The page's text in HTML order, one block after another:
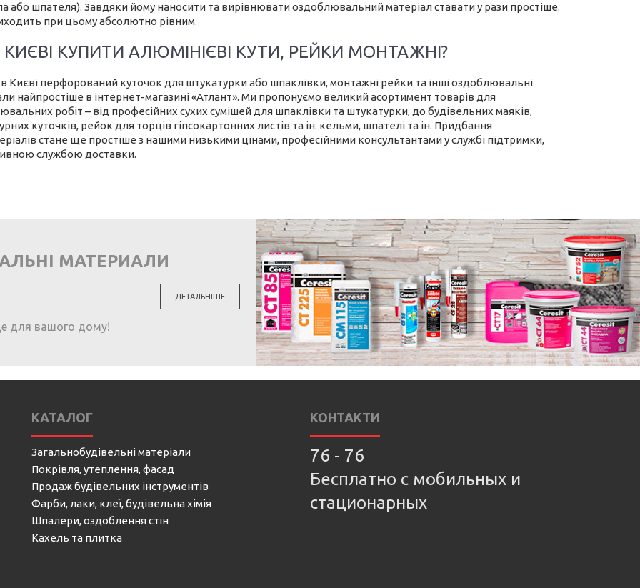
або шпателя). Завдяки йому наносити та вирівнювати оздоблювальний матеріал ставати у рази простіше.
при цьому абсолютно рівним.
КИЄВІ КУПИТИ АЛЮМІНІЄВІ КУТИ, РЕЙКИ МОНТАЖНІ?
Києві перфорований куточок для штукатурки або шпаклівки, монтажні рейки та інші оздоблювальні
найпростіше в інтернет-магазині «Атлант». Ми пропонуємо великий асортимент товарів для
робіт – від професійних сухих сумішей для шпаклівки та штукатурки, до будівельних маяків,
куточків, рейок для торців гіпсокартонних листів та ін. кельми, шпателі та ін. Придбання
стане ще простіше з нашими низькими цінами, професійними консультантами у службі підтримки,
службою доставки.
МАТЕРИАЛИ
для вашого дому!
ДЕТАЛЬНІШЕ
КАТАЛОГ
Загальнобудівельні матеріали
Покрівля, утеплення, фасад
Продаж будівельних інструментів
Фарби, лаки, клеї, будівельна хімія
Шпалери, оздоблення стін
Кахель та плитка
КОНТАКТИ
76 - 76
Бесплатно с мобильных и
стационарных